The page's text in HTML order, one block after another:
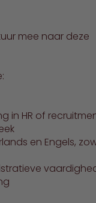
mee naar deze
in HR of
en Engels,